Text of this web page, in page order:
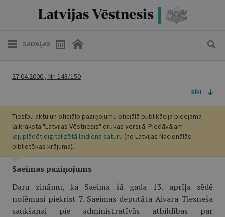
SADAĻAS
27.04.2000., Nr. 148/150
RĪKI
Tiesību aktu un oficiālo paziņojumu oficiālā publikācija pieejama
laikraksta "Latvijas Vēstnesis" drukas versijā. Piedāvājam
lejuplādēt digitalizētā laidiena saturu (no Latvijas Nacionālās
bibliotēkas krājuma).
Saeimas paziņojums
Daru zināmu, ka Saeima šā gada 13. aprīļa sēdē
nolēmusi piekrist 7. Saeimas deputāta Aivara Tiesneša
saukšanai pie administratīvās atbildības par